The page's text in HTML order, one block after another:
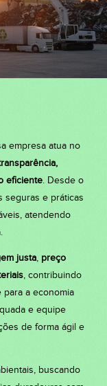
empresa atua no
eficiente. Desde o
seguras e práticas
atendendo
justa, preço
, contribuindo
para a economia
e equipe
de forma ágil e
buscando